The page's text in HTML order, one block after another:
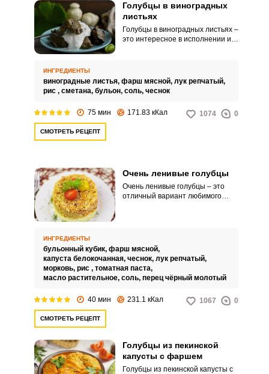
Голубцы в виноградных
листьях
Голубцы в виноградных листьях –
это интересное в исполнении и
домашних условиях берите на
заметку наш проверенный
пошаговый рецепт.
ИНГРЕДИЕНТЫ
виноградные листья, фарш мясной, лук репчатый,
рис , сметана, бульон, соль, чеснок
75 мин 171.83 кКал 1074 0
СМОТРЕТЬ РЕЦЕПТ
Очень ленивые голубцы
Очень ленивые голубцы – это
отличный вариант любимого
Восхитительное блюдо готовится
достаточно просто и получится
абсолютно у всех.
ИНГРЕДИЕНТЫ
бульонный кубик, фарш мясной,
капуста белокочанная, чеснок, лук репчатый,
морковь, рис , томатная паста,
масло растительное, соль, перец чёрный молотый
40 мин 231.1 кКал 1067 0
СМОТРЕТЬ РЕЦЕПТ
Голубцы из пекинской
капусты с фаршем
Голубцы из пекинской капусты с